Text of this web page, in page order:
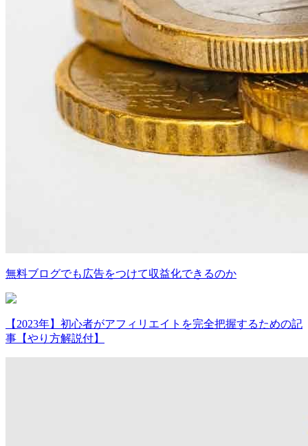
無料ブログでも広告をつけて収益化できるのか
【2023年】初心者がアフィリエイトを完全把握するための記
事【やり方解説付】